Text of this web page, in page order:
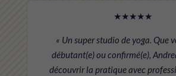
★★★★★
« Un super studio de yoga. Que
débutant(e) ou confirmé(e),
découvrir la pratique avec